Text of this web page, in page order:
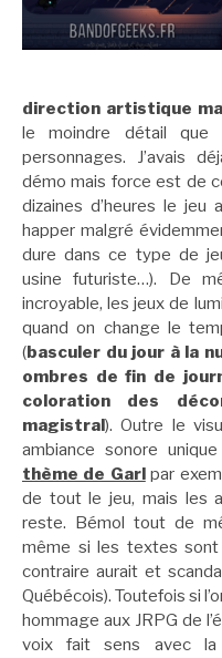
direction artistique
le moindre détail
personnages. J’avais
démo mais force est de
dizaines d’heures le
happer malgré
dure dans ce type de
usine futuriste…). De
incroyable, les jeux de
quand on change le
(basculer du jour à la
ombres de fin de
coloration des
magistral ). Outre le
ambiance sonore
thème de Garl par
de tout le jeu, mais les
reste. Bémol tout de
même si les textes sont
contraire aurait et
Québécois). Toutefois si
hommage aux JRPG de
voix fait sens avec